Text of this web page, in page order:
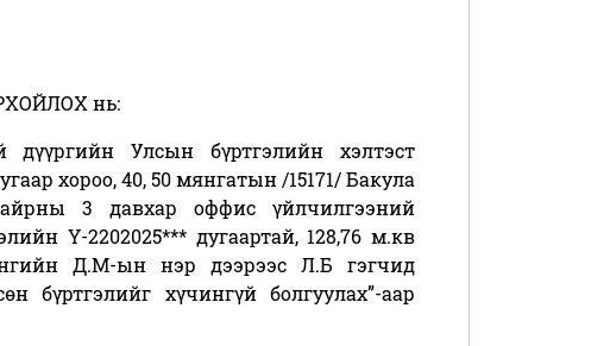
нь:
Улсын бүртгэлийн хэлтэст
хороо, 40, 50 мянгатын /15171/ Бакула
3 давхар оффис үйлчилгээний
Ү-2202025*** дугаартай, 128,76 м.кв
Д.М-ын нэр дээрээс Л.Б гэгчид
бүртгэлийг хүчингүй болгуулах”-аар